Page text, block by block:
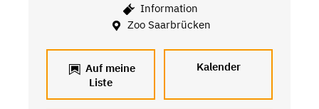
Information
Zoo Saarbrücken
Auf meine
Liste
Kalender